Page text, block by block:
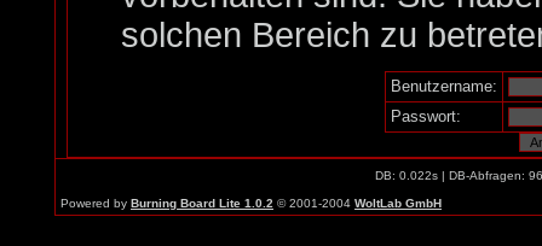
solchen Bereich zu
Benutzername:
Passwort:
DB: 0.022s | DB-Abfragen:
Powered by Burning Board Lite 1.0.2 © 2001-2004 WoltLab GmbH